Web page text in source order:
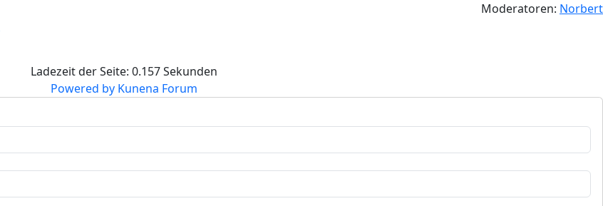
Moderatoren: Norbert
Ladezeit der Seite: 0.157 Sekunden
Powered by Kunena Forum